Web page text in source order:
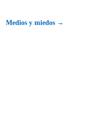
Medios y miedos →